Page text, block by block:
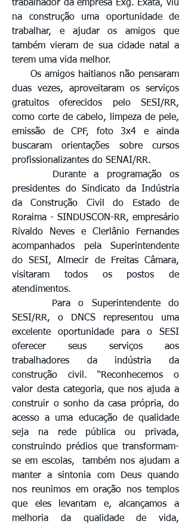
trabalhador da empresa Exg. Exata, viu
na construção uma oportunidade de
trabalhar, e ajudar os amigos que
também vieram de sua cidade natal a
terem uma vida melhor.
Os amigos haitianos não pensaram
duas vezes, aproveitaram os serviços
gratuitos oferecidos pelo SESI/RR,
como corte de cabelo, limpeza de pele,
emissão de CPF, foto 3x4 e ainda
buscaram orientações sobre cursos
profissionalizantes do SENAI/RR.
Durante a programação os
presidentes do Sindicato da Indústria
da Construção Civil do Estado de
Roraima - SINDUSCON-RR, empresário
Rivaldo Neves e Clerlânio Fernandes
acompanhados pela Superintendente
do SESI, Almecir de Freitas Câmara,
visitaram todos os postos de
atendimentos.
Para o Superintendente do
SESI/RR, o DNCS representou uma
excelente oportunidade para o SESI
oferecer seus serviços aos
trabalhadores da indústria da
construção civil. “Reconhecemos o
valor desta categoria, que nos ajuda a
construir o sonho da casa própria, do
acesso a uma educação de qualidade
seja na rede pública ou privada,
construindo prédios que transformam-
se em escolas, também nos ajudam a
manter a sintonia com Deus quando
nos reunimos em oração nos templos
que eles levantam e, alcançamos a
melhoria da qualidade de vida,